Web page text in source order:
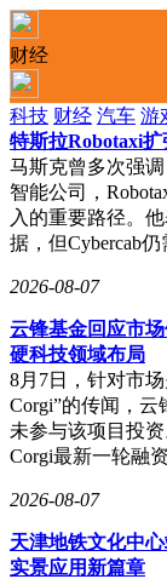
财经
科技 财经 汽车 游
特斯拉Robotaxi
马斯克曾多次强
智能公司，
入的重要路径。
据，但Cybercab
2026-08-07
云锋基金回应市
硬科技领域布局
8月7日，针对市
Corgi”的传闻，
未参与该项目投
Corgi最新一轮融
2026-08-07
天津地铁文化中
实景应用新篇章